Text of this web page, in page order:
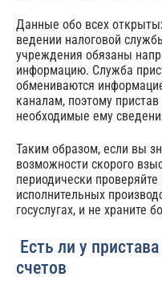
Данные обо всех
ведении налоговой
учреждения обязаны
информацию. Служба
обмениваются
каналам, поэтому
необходимые ему
Таким образом, если вы
возможности скорого
периодически
исполнительных
госуслугах, и не храните
Есть ли у
счетов